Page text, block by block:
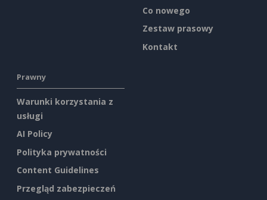
Co nowego
Zestaw prasowy
Kontakt
Prawny
Warunki korzystania z
usługi
AI Policy
Polityka prywatności
Content Guidelines
Przegląd zabezpieczeń